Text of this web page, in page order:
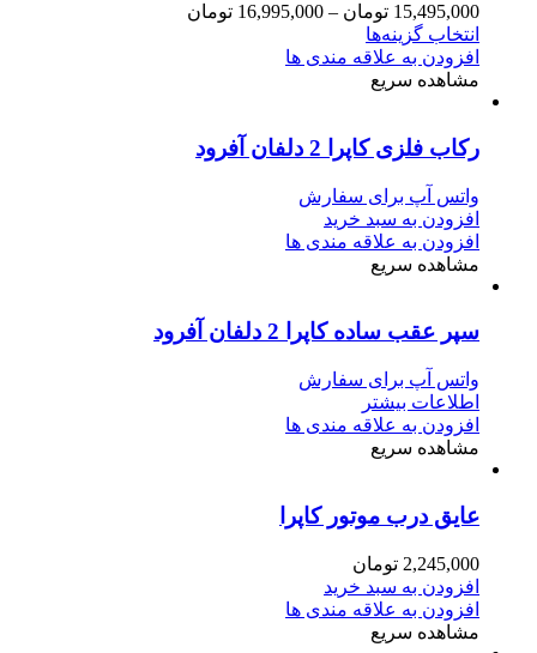
15,495,000 تومان –
16,995,000 تومان
انتخاب گزینه‌ها
افزودن به علاقه مندی ها
مشاهده سریع
رکاب فلزی کاپرا 2 دلفان آفرود
واتس آپ برای سفارش
افزودن به سبد خرید
افزودن به علاقه مندی ها
مشاهده سریع
سپر عقب ساده کاپرا 2 دلفان آفرود
واتس آپ برای سفارش
اطلاعات بیشتر
افزودن به علاقه مندی ها
مشاهده سریع
عایق درب موتور کاپرا
2,245,000 تومان
افزودن به سبد خرید
افزودن به علاقه مندی ها
مشاهده سریع